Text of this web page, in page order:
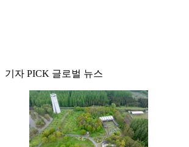
기자 PICK 글로벌 뉴스